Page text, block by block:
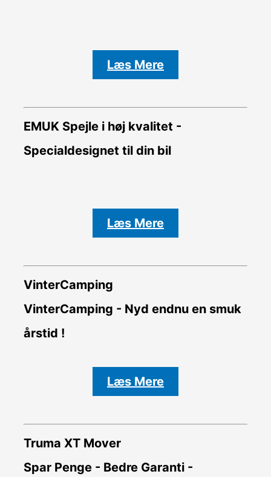
Læs Mere
EMUK Spejle i høj kvalitet -
Specialdesignet til din bil
Læs Mere
VinterCamping
VinterCamping - Nyd endnu en smuk
årstid !
Læs Mere
Truma XT Mover
Spar Penge - Bedre Garanti -